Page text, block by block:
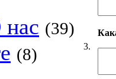
(39)
(8) 3.